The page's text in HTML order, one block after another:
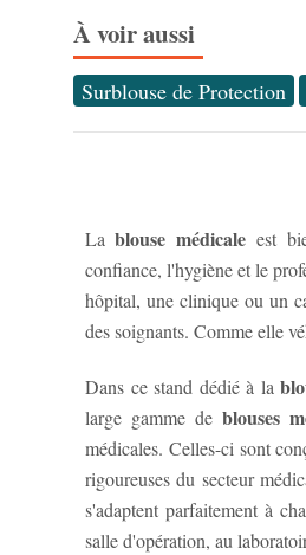
À voir aussi
Surblouse de Protection
Lablouse médicale est
confiance, l'hygiène et le
hôpital, une clinique ou un
des soignants. Comme elle
Dans ce stand dédié à la
large gamme deblouses
médicales. Celles-ci sont
rigoureuses du secteur
s'adaptent parfaitement à
salle d'opération, au